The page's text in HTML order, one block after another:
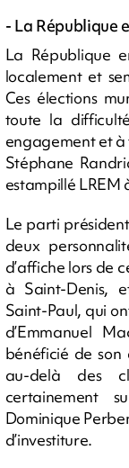
- La République
La République
localement et
Ces élections
toute la
engagement et à
Stéphane
estampillé LREM
Le parti
deux
d’affiche lors de
à Saint-Denis,
Saint-Paul, qui
d’Emmanuel
bénéficié de
au-delà des
certainement
Dominique
d’investiture.